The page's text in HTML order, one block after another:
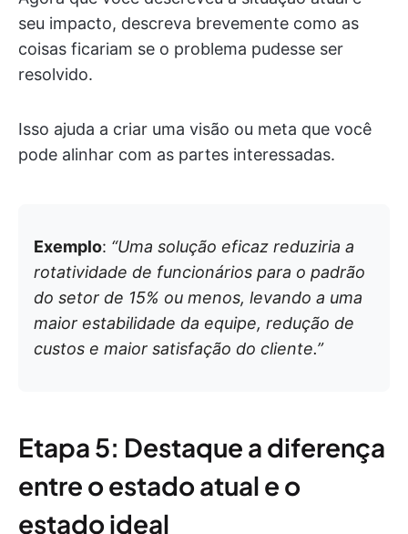
seu impacto, descreva brevemente como as
coisas ficariam se o problema pudesse ser
resolvido.
Isso ajuda a criar uma visão ou meta que você
pode alinhar com as partes interessadas.
Exemplo: “Uma solução eficaz reduziria a
rotatividade de funcionários para o padrão
do setor de 15% ou menos, levando a uma
maior estabilidade da equipe, redução de
custos e maior satisfação do cliente.”
Etapa 5: Destaque a diferença
entre o estado atual e o
estado ideal